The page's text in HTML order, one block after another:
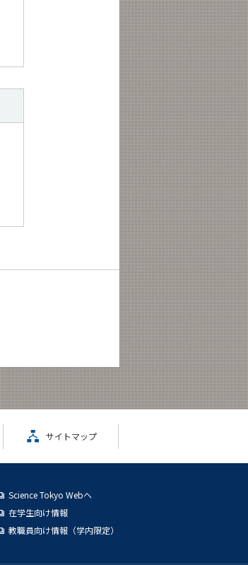
サイトマップ
Science Tokyo Webヘ
在学生向け情報
教職員向け情報（学内限定）